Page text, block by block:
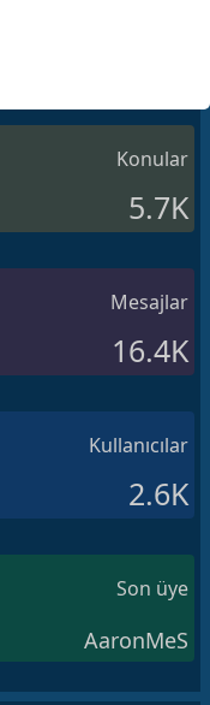
Konular
5.7K
Mesajlar
16.4K
Kullanıcılar
2.6K
Son üye
AaronMeS